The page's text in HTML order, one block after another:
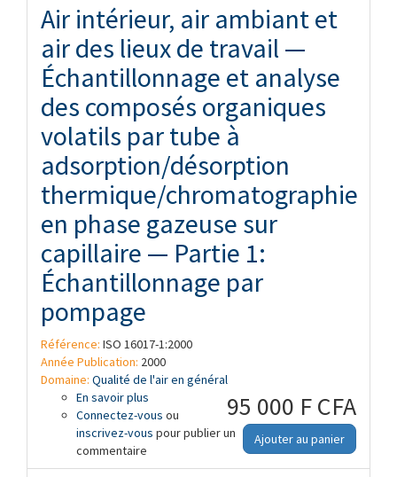
Air intérieur, air ambiant et
air des lieux de travail —
Échantillonnage et analyse
des composés organiques
volatils par tube à
adsorption/désorption
thermique/chromatographie
en phase gazeuse sur
capillaire — Partie 1:
Échantillonnage par
pompage
Référence: ISO 16017-1:2000
Année Publication: 2000
Domaine: Qualité de l'air en général
95 000 F CFA
Ajouter au panier
En savoir plus à propos de Air intérieur, air ambiant et
air des lieux de travail — Échantillonnage
et analyse des composés organiques
volatils par tube à adsorption/désorption
thermique/chromatographie en phase
Connectez-vous ou
inscrivez-vous pour publier un
commentaire